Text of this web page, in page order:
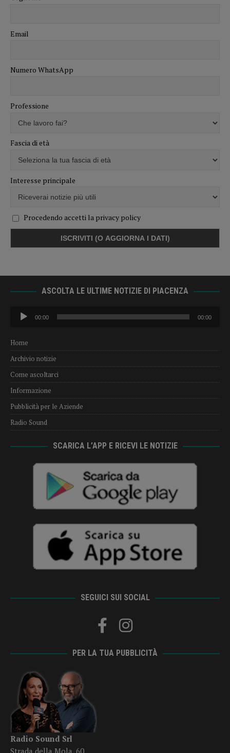
Email
Numero WhatsApp
Professione
Fascia di età
Interesse principale
Procedendo accetti la privacy policy
ASCOLTA LE ULTIME NOTIZIE DI PIACENZA
Audio
Player
00:00 00:00
Home
Archivio notizie
Come ascoltarci
Informazione
Pubblicità per le Aziende
Radio Sound
SCARICA L’APP E RICEVI LE NOTIZIE
SEGUICI SUI SOCIAL
PER LA TUA PUBBLICITÀ
Radio Sound Srl
Strada della Mola, 60